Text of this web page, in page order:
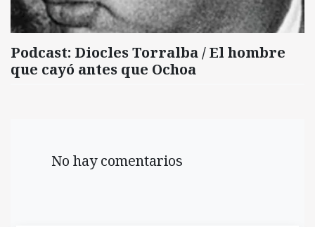
Podcast: Diocles Torralba / El hombre
que cayó antes que Ochoa
No hay comentarios